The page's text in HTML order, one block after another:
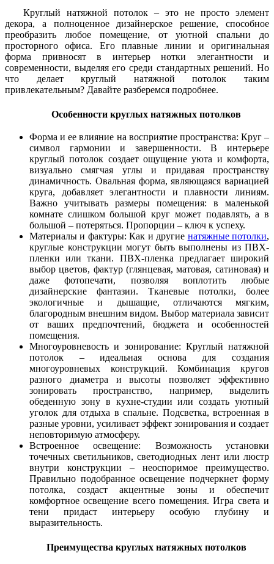
Круглый натяжной потолок – это не просто элемент
декора, а полноценное дизайнерское решение, способное
преобразить любое помещение, от уютной спальни до
просторного офиса. Его плавные линии и оригинальная
форма привносят в интерьер нотки элегантности и
современности, выделяя его среди стандартных решений. Но
что делает круглый натяжной потолок таким
привлекательным? Давайте разберемся подробнее.
Особенности круглых натяжных потолков
Форма и ее влияние на восприятие пространства: Круг –
символ гармонии и завершенности. В интерьере
круглый потолок создает ощущение уюта и комфорта,
визуально смягчая углы и придавая пространству
динамичность. Овальная форма, являющаяся вариацией
круга, добавляет элегантности и плавности линиям.
Важно учитывать размеры помещения: в маленькой
комнате слишком большой круг может подавлять, а в
большой – потеряться. Пропорции – ключ к успеху.
Материалы и фактуры: Как и другие натяжные потолки,
круглые конструкции могут быть выполнены из ПВХ-
пленки или ткани. ПВХ-пленка предлагает широкий
выбор цветов, фактур (глянцевая, матовая, сатиновая) и
даже фотопечати, позволяя воплотить любые
дизайнерские фантазии. Тканевые потолки, более
экологичные и дышащие, отличаются мягким,
благородным внешним видом. Выбор материала зависит
от ваших предпочтений, бюджета и особенностей
помещения.
Многоуровневость и зонирование: Круглый натяжной
потолок – идеальная основа для создания
многоуровневых конструкций. Комбинация кругов
разного диаметра и высоты позволяет эффективно
зонировать пространство, например, выделить
обеденную зону в кухне-студии или создать уютный
уголок для отдыха в спальне. Подсветка, встроенная в
разные уровни, усиливает эффект зонирования и создает
неповторимую атмосферу.
Встроенное освещение: Возможность установки
точечных светильников, светодиодных лент или люстр
внутри конструкции – неоспоримое преимущество.
Правильно подобранное освещение подчеркнет форму
потолка, создаст акцентные зоны и обеспечит
комфортное освещение всего помещения. Игра света и
тени придаст интерьеру особую глубину и
выразительность.
Преимущества круглых натяжных потолков